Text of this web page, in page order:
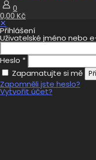
0
0,00 Kč
✕
Přihlášení
Uživatelské jméno nebo
Heslo *
Zapamatujte si mě
Zapomněli jste heslo?
Vytvořit účet?